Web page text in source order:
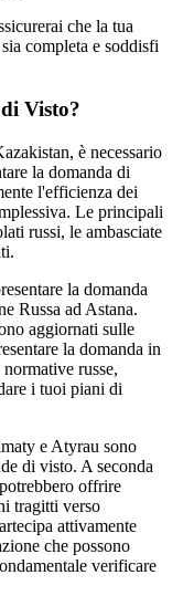
che la tua
completa e soddisfi
Visto?
è necessario
la domanda di
l'efficienza dei
Le principali
russi, le ambasciate
la domanda
Russa ad Astana.
aggiornati sulle
la domanda in
russe,
i tuoi piani di
e Atyrau sono
di visto. A seconda
offrire
tragitti verso
attivamente
che possono
verificare